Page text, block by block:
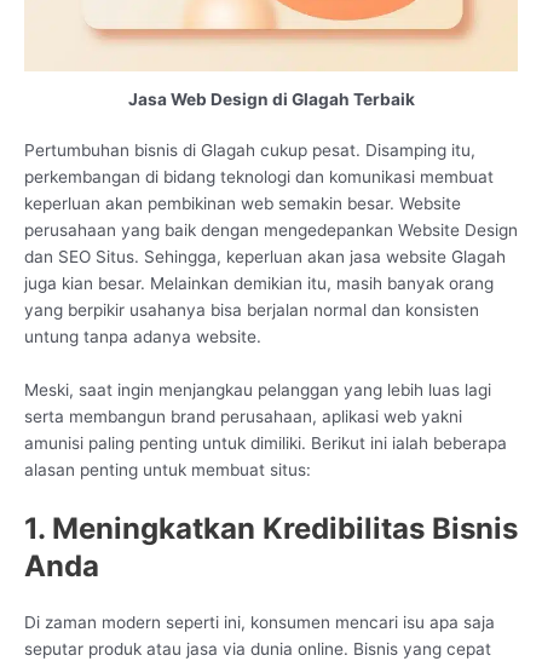
Jasa Web Design di Glagah Terbaik
Pertumbuhan bisnis di Glagah cukup pesat. Disamping itu,
perkembangan di bidang teknologi dan komunikasi membuat
keperluan akan pembikinan web semakin besar. Website
perusahaan yang baik dengan mengedepankan Website Design
dan SEO Situs. Sehingga, keperluan akan jasa website Glagah
juga kian besar. Melainkan demikian itu, masih banyak orang
yang berpikir usahanya bisa berjalan normal dan konsisten
untung tanpa adanya website.
Meski, saat ingin menjangkau pelanggan yang lebih luas lagi
serta membangun brand perusahaan, aplikasi web yakni
amunisi paling penting untuk dimiliki. Berikut ini ialah beberapa
alasan penting untuk membuat situs:
1. Meningkatkan Kredibilitas Bisnis
Anda
Di zaman modern seperti ini, konsumen mencari isu apa saja
seputar produk atau jasa via dunia online. Bisnis yang cepat